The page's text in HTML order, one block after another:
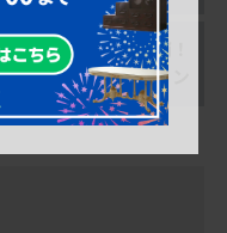
搬入の不安を解消！
搬入安心オプション